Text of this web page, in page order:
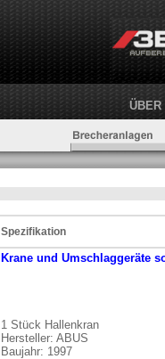
ÜBER
Spezifikation
Krane und Umschlaggeräte
1 Stück Hallenkran
Hersteller: ABUS
Baujahr: 1997